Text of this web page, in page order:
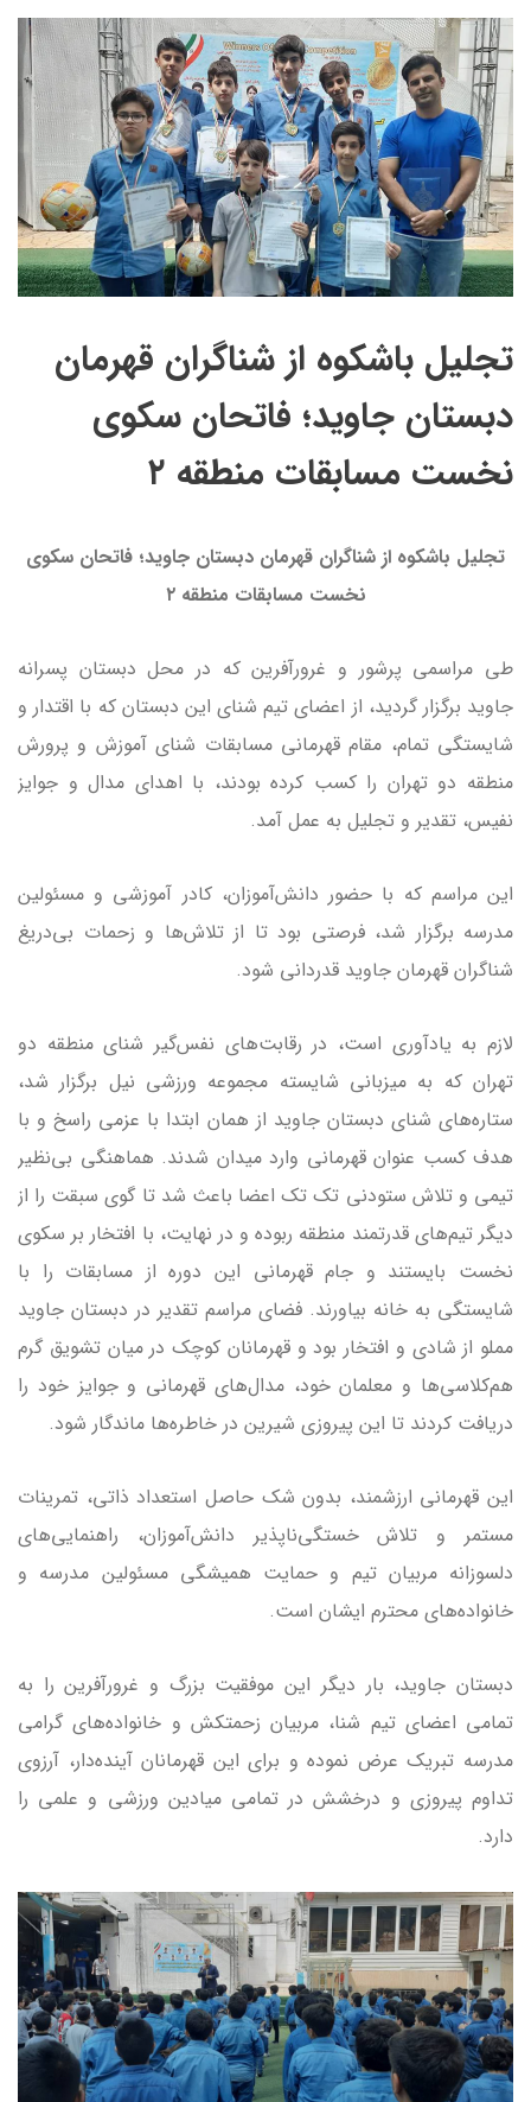
تجلیل باشکوه از شناگران قهرمان
دبستان جاوید؛ فاتحان سکوی
نخست مسابقات منطقه ۲
تجلیل باشکوه از شناگران قهرمان دبستان جاوید؛ فاتحان سکوی
نخست مسابقات منطقه ۲
طی مراسمی پرشور و غرورآفرین که در محل دبستان پسرانه
جاوید برگزار گردید، از اعضای تیم شنای این دبستان که با اقتدار و
شایستگی تمام، مقام قهرمانی مسابقات شنای آموزش و پرورش
منطقه دو تهران را کسب کرده بودند، با اهدای مدال و جوایز
نفیس، تقدیر و تجلیل به عمل آمد.
این مراسم که با حضور دانش‌آموزان، کادر آموزشی و مسئولین
مدرسه برگزار شد، فرصتی بود تا از تلاش‌ها و زحمات بی‌دریغ
شناگران قهرمان جاوید قدردانی شود.
لازم به یادآوری است، در رقابت‌های نفس‌گیر شنای منطقه دو
تهران که به میزبانی شایسته مجموعه ورزشی نیل برگزار شد،
ستاره‌های شنای دبستان جاوید از همان ابتدا با عزمی راسخ و با
هدف کسب عنوان قهرمانی وارد میدان شدند. هماهنگی بی‌نظیر
تیمی و تلاش ستودنی تک تک اعضا باعث شد تا گوی سبقت را از
دیگر تیم‌های قدرتمند منطقه ربوده و در نهایت، با افتخار بر سکوی
نخست بایستند و جام قهرمانی این دوره از مسابقات را با
شایستگی به خانه بیاورند. فضای مراسم تقدیر در دبستان جاوید
مملو از شادی و افتخار بود و قهرمانان کوچک در میان تشویق گرم
هم‌کلاسی‌ها و معلمان خود، مدال‌های قهرمانی و جوایز خود را
دریافت کردند تا این پیروزی شیرین در خاطره‌ها ماندگار شود.
این قهرمانی ارزشمند، بدون شک حاصل استعداد ذاتی، تمرینات
مستمر و تلاش خستگی‌ناپذیر دانش‌آموزان، راهنمایی‌های
دلسوزانه مربیان تیم و حمایت همیشگی مسئولین مدرسه و
خانواده‌های محترم ایشان است.
دبستان جاوید، بار دیگر این موفقیت بزرگ و غرورآفرین را به
تمامی اعضای تیم شنا، مربیان زحمتکش و خانواده‌های گرامی
مدرسه تبریک عرض نموده و برای این قهرمانان آینده‌دار، آرزوی
تداوم پیروزی و درخشش در تمامی میادین ورزشی و علمی را
دارد.